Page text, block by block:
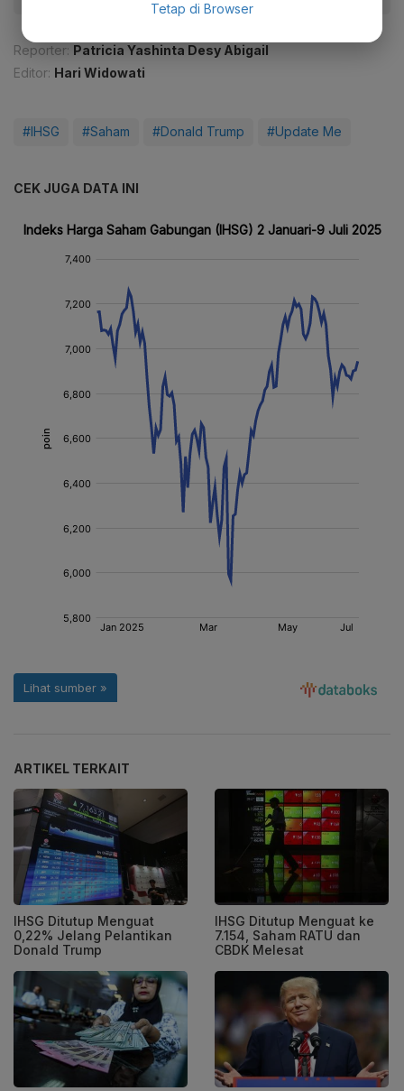
Reporter: Patricia Yashinta Desy Abigail
Editor: Hari Widowati
#IHSG #Saham #Donald Trump #Update Me
CEK JUGA DATA INI
ARTIKEL TERKAIT
IHSG Ditutup Menguat
0,22% Jelang Pelantikan
Donald Trump
IHSG Ditutup Menguat ke
7.154, Saham RATU dan
CBDK Melesat
Tetap di Browser